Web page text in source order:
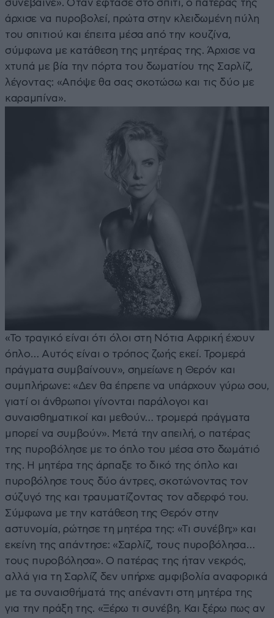
συνέβαινε». Όταν έφτασε στο σπίτι, ο πατέρας της
άρχισε να πυροβολεί, πρώτα στην κλειδωμένη πύλη
του σπιτιού και έπειτα μέσα από την κουζίνα,
σύμφωνα με κατάθεση της μητέρας της. Άρχισε να
χτυπά με βία την πόρτα του δωματίου της Σαρλίζ,
λέγοντας: «Απόψε θα σας σκοτώσω και τις δύο με
καραμπίνα».
«Το τραγικό είναι ότι όλοι στη Νότια Αφρική έχουν
όπλο… Αυτός είναι ο τρόπος ζωής εκεί. Τρομερά
πράγματα συμβαίνουν», σημείωνε η Θερόν και
συμπλήρωνε: «Δεν θα έπρεπε να υπάρχουν γύρω σου,
γιατί οι άνθρωποι γίνονται παράλογοι και
συναισθηματικοί και μεθούν… τρομερά πράγματα
μπορεί να συμβούν». Μετά την απειλή, ο πατέρας
της πυροβόλησε με το όπλο του μέσα στο δωμάτιό
της. Η μητέρα της άρπαξε το δικό της όπλο και
πυροβόλησε τους δύο άντρες, σκοτώνοντας τον
σύζυγό της και τραυματίζοντας τον αδερφό του.
Σύμφωνα με την κατάθεση της Θερόν στην
αστυνομία, ρώτησε τη μητέρα της: «Τι συνέβη;» και
εκείνη της απάντησε: «Σαρλίζ, τους πυροβόλησα…
τους πυροβόλησα». Ο πατέρας της ήταν νεκρός,
αλλά για τη Σαρλίζ δεν υπήρχε αμφιβολία αναφορικά
με τα συναισθήματά της απέναντι στη μητέρα της
για την πράξη της. «Ξέρω τι συνέβη. Και ξέρω πως αν